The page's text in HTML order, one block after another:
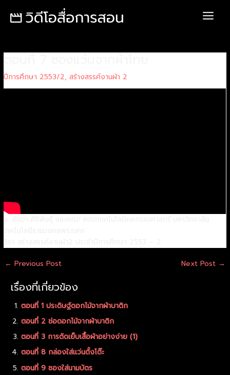
Main
ปีการศึกษา 2553/2,สร้างสรรค์งานผ้า 2
navigation
← Previous Post Next Post →
เรื่องที่เกี่ยวข้อง
ตอนที่ 1 ประดิษฐ์ดอกไม้จากผ้าบาติก
ตอนที่ 2 ช่อดอกไม้จากผ้าบาติก
ตอนที่ 3 การตัดเย็บเสื้อผ้าอย่างง่าย (1)
ตอนที่ 8 กล่องใส่แว่นตั้งโต๊ะ
ตอนที่ 9 ซองใส่นามบัตร